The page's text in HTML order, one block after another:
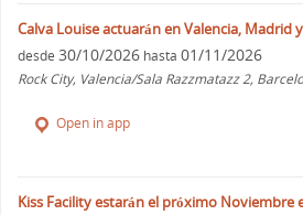
Calva Louise actuarán en Valencia, Madrid
desde 30/10/2026 hasta 01/11/2026
Rock City, Valencia/Sala Razzmatazz 2,
Open in app
Kiss Facility estarán el próximo Noviembre